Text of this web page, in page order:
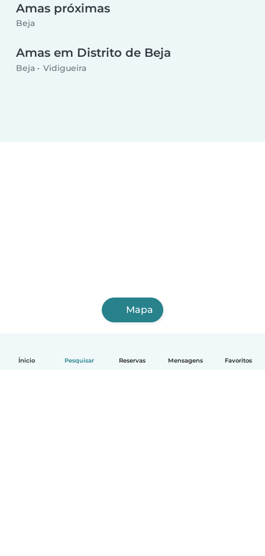
Ínicio Pesquisar Reservas Mensagens Favoritos
Amas próximas
Beja
Amas em Distrito de Beja
Beja Vidigueira
Mapa